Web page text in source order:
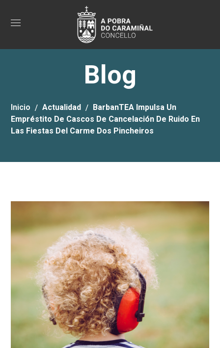
Blog
Inicio Actualidad
BarbanTEA Impulsa Un
Empréstito De Cascos De Cancelación De Ruido En
Las Fiestas Del Carme Dos Pincheiros